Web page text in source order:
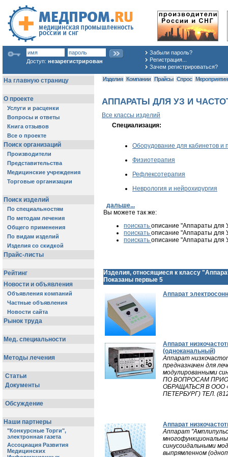
Доступ: незарегистрирован
Забыли пароль?
Регистрация...
Зачем регистрироваться?
Изделия Компании Прайсы Спрос Мероприятия
АППАРАТЫ ДЛЯ УЗ И
Все классы изделий
Специализация:
Оборудование для кабинетов и
Физиотерапия
Рефлексотерапия
Неврология и нейрохирургия
дальше...
Вы можете так же:
поискать описание "Аппараты для
поискать описание "Аппараты для
поискать описание "Аппараты для
Изделия, относящиеся к классу
Показаны первые 5
Аппарат
Аппарат
(одноканальный)
Аппарат
предназначен для
модулированными
ПО ВОПРОСАМ
ОБРАЩАТЬСЯ В ООО
ПЕТЕРБУРГ) ТЕЛ.
Аппарат
Аппарат
синусоидальными
выпрямленном